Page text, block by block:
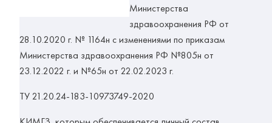
Министерства
здравоохранения РФ от
28.10.2020 г. № 1164н с изменениями по приказам
Министерства здравоохранения РФ №805н от
23.12.2022 г. и №65н от 22.02.2023 г.
ТУ 21.20.24-183-10973749-2020